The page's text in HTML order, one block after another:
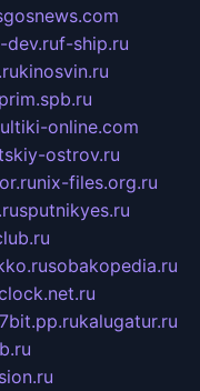
dev.ruf-ship.ru
kinosvin.ru
online.com
ostrov.ru
nix-files.org.ru
sputnikyes.ru
sobakopedia.ru
7bit.pp.rukalugatur.ru